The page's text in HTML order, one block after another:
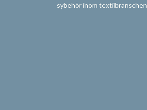
sybehör inom textilbranschen